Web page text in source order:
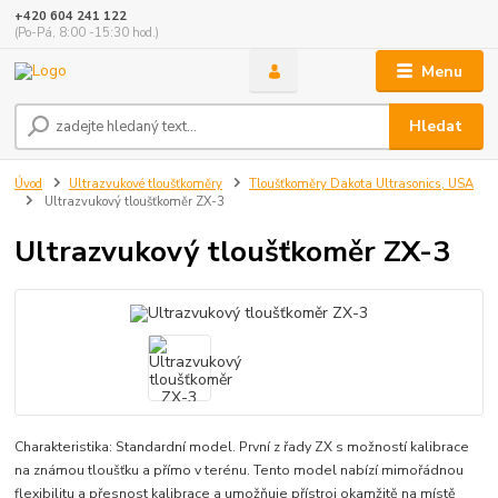
Menu
Hledat
+420 604 241 122
(Po-Pá, 8:00 -15:30 hod.)
Úvod Ultrazvukové tloušťkoměry
Tloušťkoměry Dakota Ultrasonics, USA
Ultrazvukový tloušťkoměr ZX-3
Ultrazvukový tloušťkoměr ZX-3
Charakteristika: Standardní model. První z řady ZX s možností kalibrace
na známou tloušťku a přímo v terénu. Tento model nabízí mimořádnou
flexibilitu a přesnost kalibrace a umožňuje přístroj okamžitě na místě